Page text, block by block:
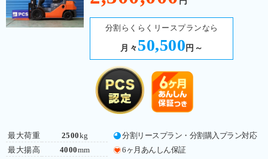
分割らくらくリースプランなら
月々 50,500 円～
最大荷重
最大揚高
2500kg
4000mm
分割リースプラン・分割購入プラン対応
6ヶ月あんしん保証